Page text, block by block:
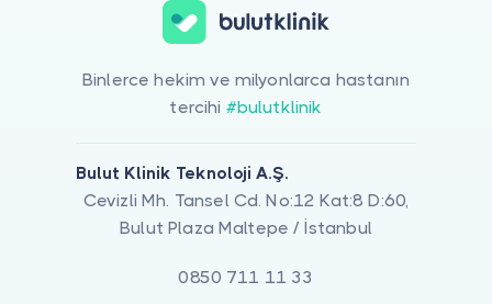
Binlerce hekim ve milyonlarca hastanın
tercihi #bulutklinik
Bulut Klinik Teknoloji A.Ş.
Cevizli Mh. Tansel Cd. No:12 Kat:8 D:60,
Bulut Plaza Maltepe / İstanbul
0850 711 11 33